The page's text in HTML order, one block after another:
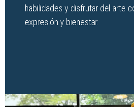
habilidades y disfrutar del arte
expresión y bienestar.